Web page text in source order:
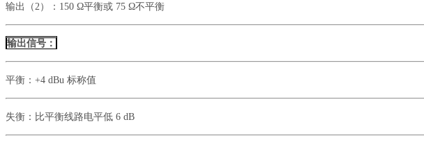
输出（ 2）： 150 Ω平衡或 75 Ω不平衡
输出信号：
平衡： +4 dBu 标称值
失衡： 比平衡线路电平低 6 dB